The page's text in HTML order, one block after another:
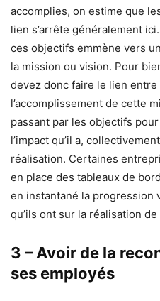
accomplies, on estime que
lien s’arrête généralement
ces objectifs emmène vers
la mission ou vision. Pour
devez donc faire le lien
l’accomplissement de cette
passant par les objectifs
l’impact qu’il a,
réalisation. Certaines
en place des tableaux de
en instantané la progression
qu’ils ont sur la réalisation
3 – Avoir de la
ses employés